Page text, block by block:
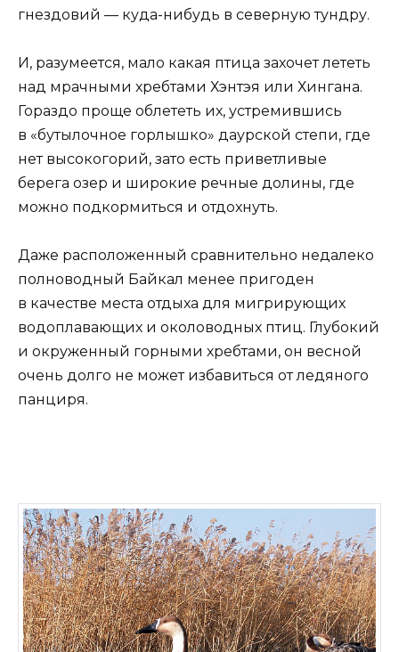
гнездовий — куда-нибудь в северную тундру.
И, разумеется, мало какая птица захочет лететь
над мрачными хребтами Хэнтэя или Хингана.
Гораздо проще облететь их, устремившись
в «бутылочное горлышко» даурской степи, где
нет высокогорий, зато есть приветливые
берега озер и широкие речные долины, где
можно подкормиться и отдохнуть.
Даже расположенный сравнительно недалеко
полноводный Байкал менее пригоден
в качестве места отдыха для мигрирующих
водоплавающих и околоводных птиц. Глубокий
и окруженный горными хребтами, он весной
очень долго не может избавиться от ледяного
панциря.